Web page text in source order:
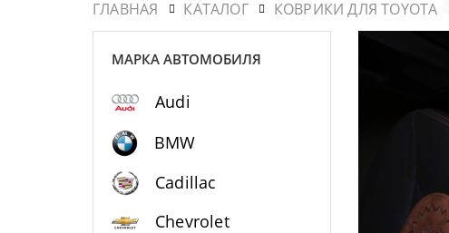
ГЛАВНАЯ КАТАЛОГ КОВРИКИ ДЛЯ TOYOTA
МАРКА АВТОМОБИЛЯ
Audi
BMW
Cadillac
Chevrolet